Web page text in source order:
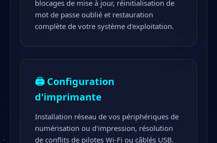
blocages de mise à jour, réinitialisation de
mot de passe oublié et restauration
complète de votre système d'exploitation.
🖨️ Configuration
d'imprimante
Installation réseau de vos périphériques de
numérisation ou d'impression, résolution
de conflits de pilotes Wi-Fi ou câblés USB.